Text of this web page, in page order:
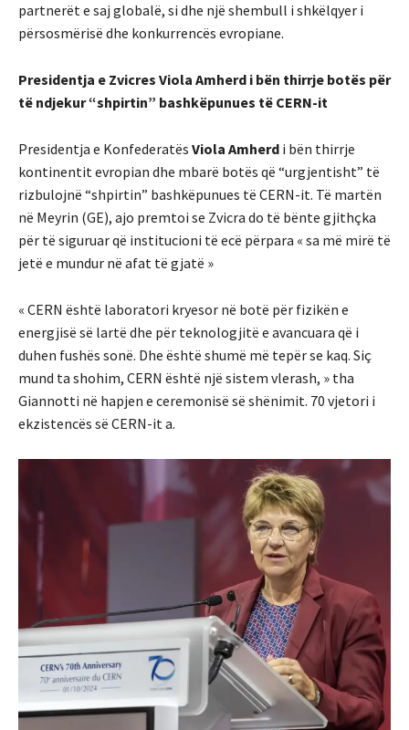
partnerët e saj globalë, si dhe një shembull i shkëlqyer i
përsosmërisë dhe konkurrencës evropiane.
Presidentja e Zvicres Viola Amherd i bën thirrje botës për
të ndjekur “shpirtin” bashkëpunues të CERN-it
Presidentja e Konfederatës Viola Amherd i bën thirrje
kontinentit evropian dhe mbarë botës që “urgjentisht” të
rizbulojnë “shpirtin” bashkëpunues të CERN-it. Të martën
në Meyrin (GE), ajo premtoi se Zvicra do të bënte gjithçka
për të siguruar që institucioni të ecë përpara « sa më mirë të
jetë e mundur në afat të gjatë »
« CERN është laboratori kryesor në botë për fizikën e
energjisë së lartë dhe për teknologjitë e avancuara që i
duhen fushës sonë. Dhe është shumë më tepër se kaq. Siç
mund ta shohim, CERN është një sistem vlerash, » tha
Giannotti në hapjen e ceremonisë së shënimit. 70 vjetori i
ekzistencës së CERN-it a.